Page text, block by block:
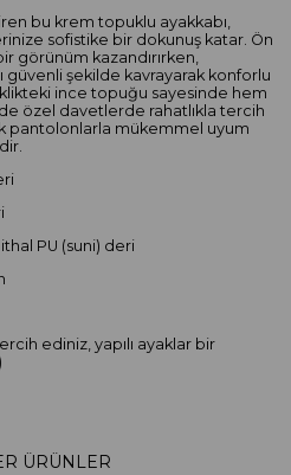
bu krem topuklu ayakkabı,
sofistike bir dokunuş katar. Ön
görünüm kazandırırken,
güvenli şekilde kavrayarak konforlu
ince topuğu sayesinde hem
özel davetlerde rahatlıkla tercih
pantolonlarla mükemmel uyum
PU (suni) deri
ediniz, yapılı ayaklar bir
ÜRÜNLER